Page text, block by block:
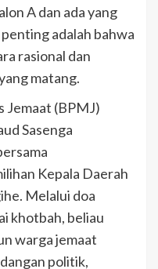
A dan ada yang
adalah bahwa
rasional dan
matang.
Jemaat (BPMJ)
Sasenga
Kepala Daerah
Melalui doa
khotbah, beliau
warga jemaat
politik,